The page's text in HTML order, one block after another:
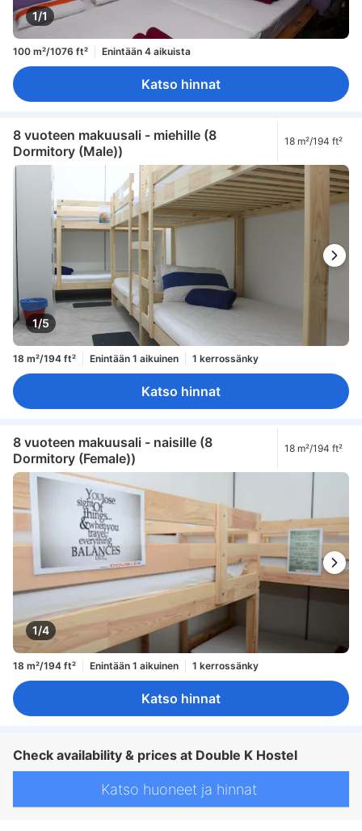
1/1
100 m²/1076 ft² Enintään 4 aikuista
Katso hinnat
8 vuoteen makuusali - miehille (8
Dormitory (Male))
18 m²/194 ft²
1/5
18 m²/194 ft² Enintään 1 aikuinen 1 kerrossänky
Katso hinnat
8 vuoteen makuusali - naisille (8
Dormitory (Female))
18 m²/194 ft²
1/4
18 m²/194 ft² Enintään 1 aikuinen 1 kerrossänky
Katso hinnat
Check availability & prices at Double K Hostel
Katso huoneet ja hinnat